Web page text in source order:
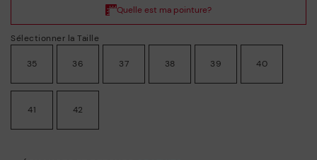
Sélectionner la Taille
35 36 37 38 39 40
41 42